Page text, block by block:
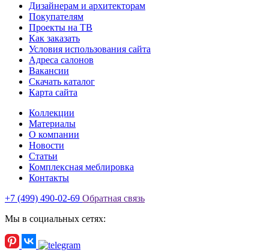
Дизайнерам и архитекторам
Покупателям
Проекты на ТВ
Как заказать
Условия использования сайта
Адреса салонов
Вакансии
Скачать каталог
Карта сайта
Коллекции
Материалы
О компании
Новости
Статьи
Комплексная меблировка
Контакты
+7 (499) 490-02-69 Обратная связь
Мы в социальных сетях: